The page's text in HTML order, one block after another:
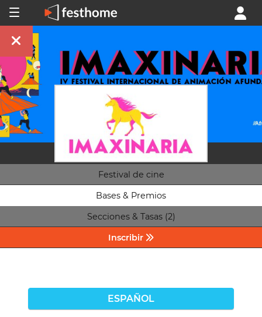
Festival de cine
Bases & Premios
Secciones & Tasas (2)
Inscribir
ESPAÑOL